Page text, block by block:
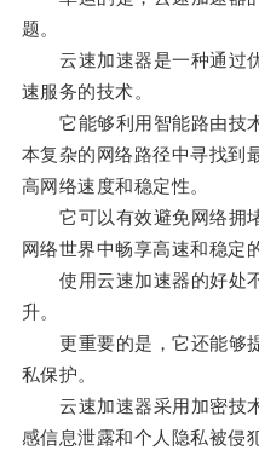
题。
云速加速器是一种通过优
速服务的技术。
它能够利用智能路由技
本复杂的网络路径中寻找到
高网络速度和稳定性。
它可以有效避免网络拥堵
网络世界中畅享高速和稳定
使用云速加速器的好处不
升。
更重要的是，它还能够提
私保护。
云速加速器采用加密技
感信息泄露和个人隐私被侵